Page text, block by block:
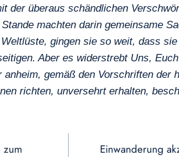
der überaus schändlichen
machten darin gemeinsame
gingen sie so weit, dass
Aber es widerstrebt Uns,
gemäß den Vorschriften
richten, unversehrt erhalten,
Einwanderung